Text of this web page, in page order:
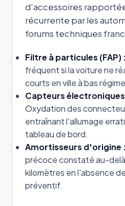
d'accessoires
récurrente par les
forums techniques
Filtre à particules (FAP) :
fréquent si la voiture ne
courts en ville à bas
Capteurs électroniques
Oxydation des
entraînant l'allumage
tableau de bord.
Amortisseurs d'origine :
précoce constaté au-
kilomètres en l'absence
préventif.